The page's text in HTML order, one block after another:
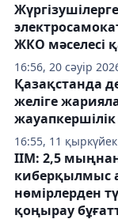
16:56, 20 сәуір
ЖКО мәселесі
16:55, 11
Қазақстанда
желіге
жауапкершілік
ІІМ: 2,5
киберқылмыс
нөмірлерден
қоңырау